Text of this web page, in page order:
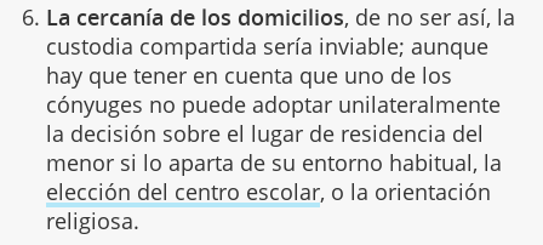
La cercanía de los domicilios, de no ser así, la
custodia compartida sería inviable; aunque
hay que tener en cuenta que uno de los
cónyuges no puede adoptar unilateralmente
la decisión sobre el lugar de residencia del
menor si lo aparta de su entorno habitual, la
elección del centro escolar, o la orientación
religiosa.